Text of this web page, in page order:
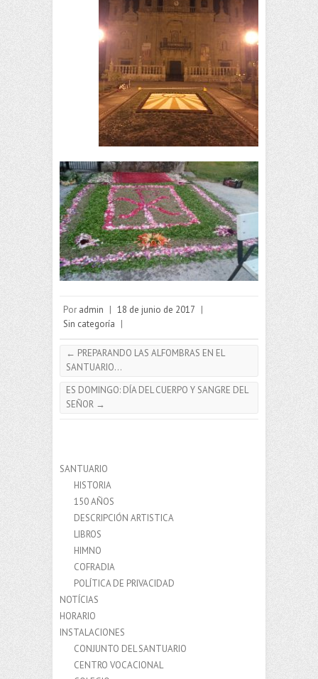
Por admin | 18 de junio de 2017 |
Sin categoría |
← PREPARANDO LAS ALFOMBRAS EN EL
SANTUARIO…
ES DOMINGO: DÍA DEL CUERPO Y SANGRE DEL
SEÑOR →
SANTUARIO
HISTORIA
150 AÑOS
DESCRIPCIÓN ARTISTICA
LIBROS
HIMNO
COFRADIA
POLÍTICA DE PRIVACIDAD
NOTÍCIAS
HORARIO
INSTALACIONES
CONJUNTO DEL SANTUARIO
CENTRO VOCACIONAL